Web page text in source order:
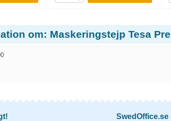
om: Maskeringstejp Tesa
SwedOffice.se